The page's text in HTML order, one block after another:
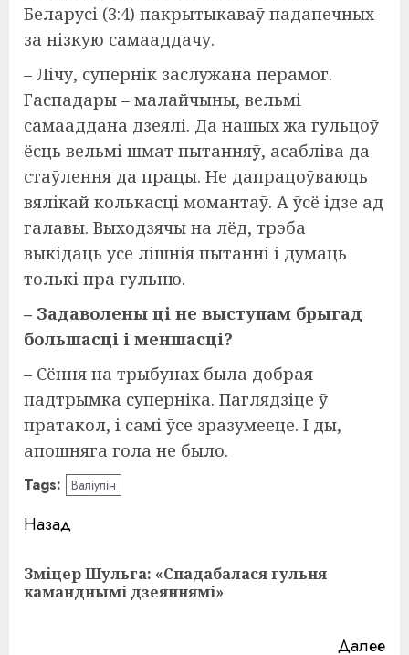
Беларусі (3:4) пакрытыкаваў падапечных
за нізкую самааддачу.
– Лічу, супернік заслужана перамог.
Гаспадары – малайчыны, вельмі
самааддана дзеялі. Да нашых жа гульцоў
ёсць вельмі шмат пытанняў, асабліва да
стаўлення да працы. Не дапрацоўваюць
вялікай колькасці момантаў. А ўсё ідзе ад
галавы. Выходзячы на лёд, трэба
выкідаць усе лішнія пытанні і думаць
толькі пра гульню.
– Задаволены ці не выступам брыгад
большасці і меншасці?
– Сёння на трыбунах была добрая
падтрымка суперніка. Паглядзіце ў
пратакол, і самі ўсе зразумееце. І ды,
апошняга гола не было.
Tags: Валіулін
Навигация
записи
Назад
Зміцер Шульга: «Спадабалася гульня
каманднымі дзеяннямі»
Далее